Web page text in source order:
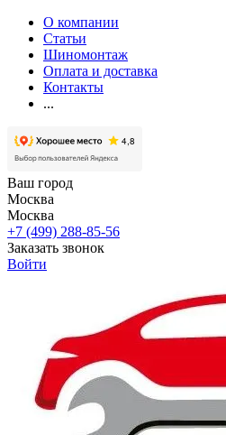
О компании
Статьи
Шиномонтаж
Оплата и доставка
Контакты
...
Ваш город
Москва
Москва
+7 (499) 288-85-56
Заказать звонок
Войти